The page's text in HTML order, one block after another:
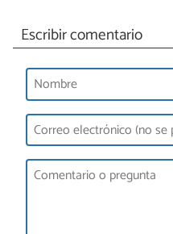
Escribir comentario